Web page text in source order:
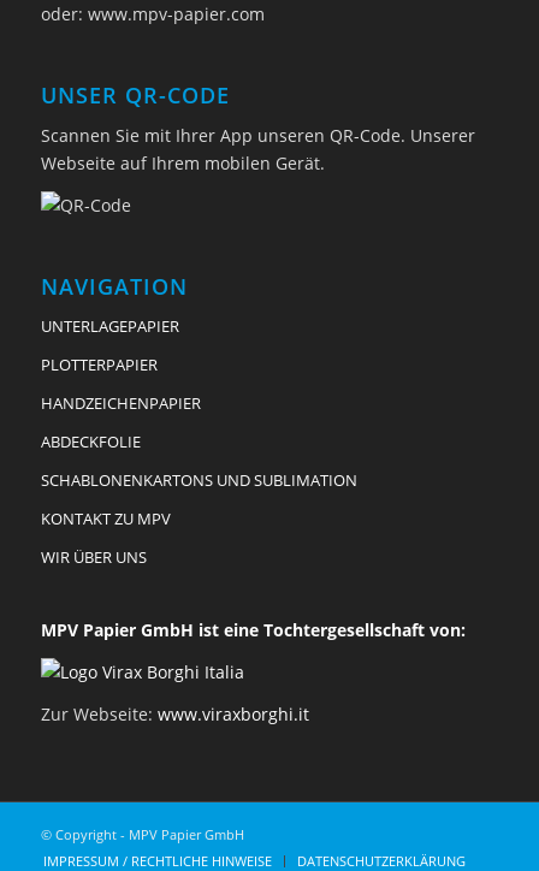
oder: www.mpv-papier.com
UNSER QR-CODE
Scannen Sie mit Ihrer App unseren QR-Code. Unserer
Webseite auf Ihrem mobilen Gerät.
NAVIGATION
UNTERLAGEPAPIER
PLOTTERPAPIER
HANDZEICHENPAPIER
ABDECKFOLIE
SCHABLONENKARTONS UND SUBLIMATION
KONTAKT ZU MPV
WIR ÜBER UNS
MPV Papier GmbH ist eine Tochtergesellschaft von:
Zur Webseite: www.viraxborghi.it
© Copyright - MPV Papier GmbH
IMPRESSUM / RECHTLICHE HINWEISE
DATENSCHUTZERKLÄRUNG